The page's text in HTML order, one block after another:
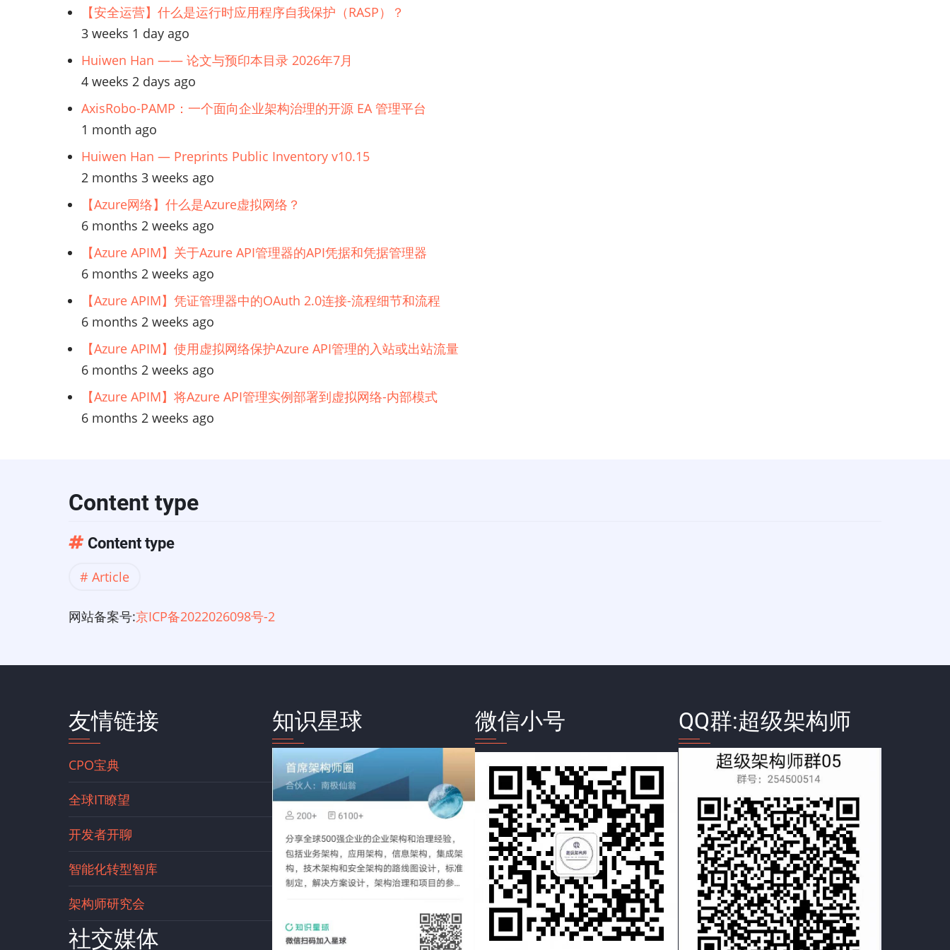
安
全
工
程
师
【安全运营】什么是运行时应用程序自我保护（RASP）？
3 weeks 1 day ago
Huiwen Han —— 论文与预印本目录 2026年7月
4 weeks 2 days ago
AxisRobo-PAMP：一个面向企业架构治理的开源 EA 管理平台
1 month ago
Huiwen Han — Preprints Public Inventory v10.15
2 months 3 weeks ago
【Azure网络】什么是Azure虚拟网络？
6 months 2 weeks ago
【Azure APIM】关于Azure API管理器的API凭据和凭据管理器
6 months 2 weeks ago
【Azure APIM】凭证管理器中的OAuth 2.0连接-流程细节和流程
6 months 2 weeks ago
【Azure APIM】使用虚拟网络保护Azure API管理的入站或出站流量
6 months 2 weeks ago
【Azure APIM】将Azure API管理实例部署到虚拟网络-内部模式
6 months 2 weeks ago
Content type
Content type
Article
网站备案号:京ICP备2022026098号-2
友情链接
CPO宝典
全球IT瞭望
开发者开聊
智能化转型智库
架构师研究会
社交媒体
知识星球 微信小号 QQ群:超级架构师